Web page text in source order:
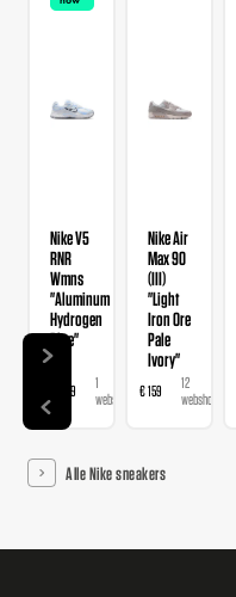
Nike V5
RNR
Wmns
"Aluminum
Hydrogen
Blue"
€ 89,99
1
webshop
Nike Air
Max 90
(III)
"Light
Iron Ore
Pale
Ivory"
€ 159
12
webshops
Alle Nike sneakers